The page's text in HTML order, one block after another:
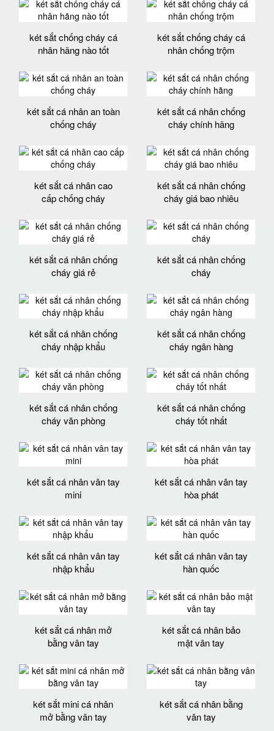
két sắt chống cháy cá
nhân hãng nào tốt
két sắt chống cháy cá
nhân chống trộm
két sắt cá nhân an toàn
chống cháy
két sắt cá nhân chống
cháy chính hãng
két sắt cá nhân cao
cấp chống cháy
két sắt cá nhân chống
cháy giá bao nhiêu
két sắt cá nhân chống
cháy giá rẻ
két sắt cá nhân chống
cháy
két sắt cá nhân chống
cháy nhập khẩu
két sắt cá nhân chống
cháy ngân hàng
két sắt cá nhân chống
cháy văn phòng
két sắt cá nhân chống
cháy tốt nhất
két sắt cá nhân vân tay
mini
két sắt cá nhân vân tay
hòa phát
két sắt cá nhân vân tay
nhập khẩu
két sắt cá nhân vân tay
hàn quốc
két sắt cá nhân mở
bằng vân tay
két sắt cá nhân bảo
mật vân tay
két sắt mini cá nhân
mở bằng vân tay
két sắt cá nhân bằng
vân tay